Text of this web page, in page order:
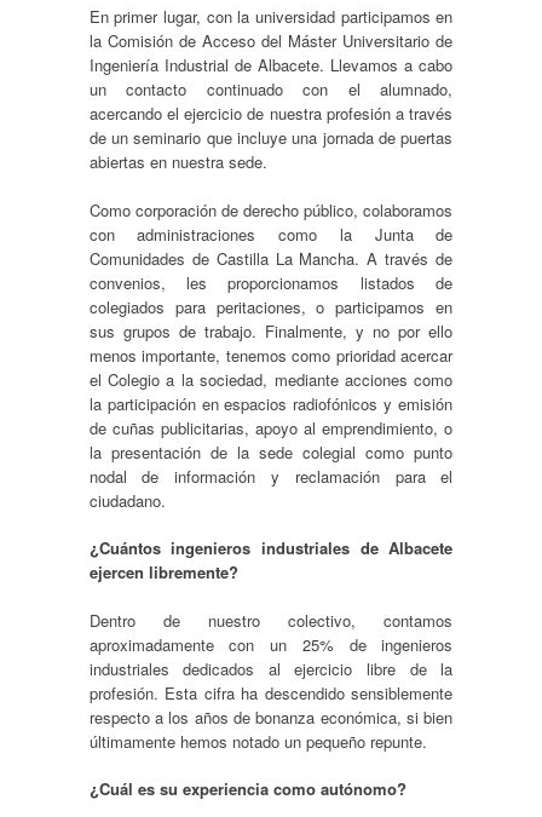
En primer lugar, con la universidad participamos en
la Comisión de Acceso del Máster Universitario de
Ingeniería Industrial de Albacete. Llevamos a cabo
un contacto continuado con el alumnado,
acercando el ejercicio de nuestra profesión a través
de un seminario que incluye una jornada de puertas
abiertas en nuestra sede.
Como corporación de derecho público, colaboramos
con administraciones como la Junta de
Comunidades de Castilla La Mancha. A través de
convenios, les proporcionamos listados de
colegiados para peritaciones, o participamos en
sus grupos de trabajo. Finalmente, y no por ello
menos importante, tenemos como prioridad acercar
el Colegio a la sociedad, mediante acciones como
la participación en espacios radiofónicos y emisión
de cuñas publicitarias, apoyo al emprendimiento, o
la presentación de la sede colegial como punto
nodal de información y reclamación para el
ciudadano.
¿Cuántos ingenieros industriales de Albacete
ejercen libremente?
Dentro de nuestro colectivo, contamos
aproximadamente con un 25% de ingenieros
industriales dedicados al ejercicio libre de la
profesión. Esta cifra ha descendido sensiblemente
respecto a los años de bonanza económica, si bien
últimamente hemos notado un pequeño repunte.
¿Cuál es su experiencia como autónomo?